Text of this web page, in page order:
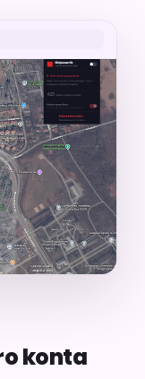
konta